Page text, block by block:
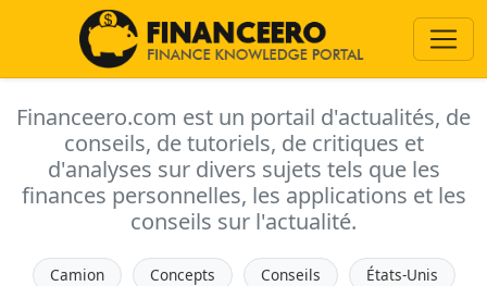
Financeero.com est un portail d'actualités, de
conseils, de tutoriels, de critiques et
d'analyses sur divers sujets tels que les
finances personnelles, les applications et les
conseils sur l'actualité.
Camion Concepts Conseils États-Unis